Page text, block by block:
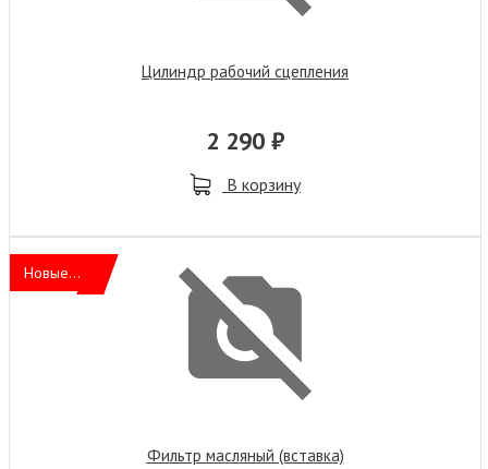
Цилиндр рабочий сцепления
2 290 ₽
В корзину
Новые...
Фильтp масляный (вставка)